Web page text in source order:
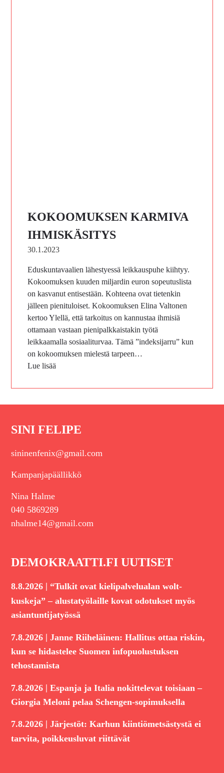
KOKOOMUKSEN KARMIVA
IHMISKÄSITYS
30.1.2023
Eduskuntavaalien lähestyessä leikkauspuhe kiihtyy.
Kokoomuksen kuuden miljardin euron sopeutuslista
on kasvanut entisestään. Kohteena ovat tietenkin
jälleen pienituloiset. Kokoomuksen Elina Valtonen
kertoo Ylellä, että tarkoitus on kannustaa ihmisiä
ottamaan vastaan pienipalkkaistakin työtä
leikkaamalla sosiaaliturvaa. Tämä ”indeksijarru” kun
on kokoomuksen mielestä tarpeen…
Lue lisää
SINI FELIPE
sininenfenix@gmail.com
Kampanjapäällikkö
Nina Halme
040 5869289
nhalme14@gmail.com
DEMOKRAATTI.FI UUTISET
8.8.2026 | “Tulkit ovat kielipalvelualan wolt-
kuskeja” – alustatyölaille kovat odotukset myös
asiantuntijatyössä
7.8.2026 |Janne Riiheläinen: Hallitus ottaa riskin,
kun se hidastelee Suomen infopuolustuksen
tehostamista
7.8.2026 |Espanja ja Italia nokittelevat toisiaan –
Giorgia Meloni pelaa Schengen-sopimuksella
7.8.2026 |Järjestöt: Karhun kiintiömetsästystä ei
tarvita, poikkeusluvat riittävät